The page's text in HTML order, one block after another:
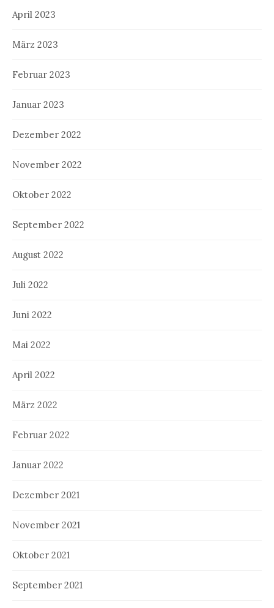
April 2023
März 2023
Februar 2023
Januar 2023
Dezember 2022
November 2022
Oktober 2022
September 2022
August 2022
Juli 2022
Juni 2022
Mai 2022
April 2022
März 2022
Februar 2022
Januar 2022
Dezember 2021
November 2021
Oktober 2021
September 2021